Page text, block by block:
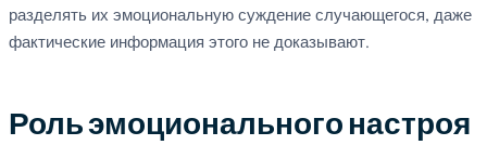
разделять их эмоциональную суждение случающегося, даже
фактические информация этого не доказывают.
Роль эмоционального настроя